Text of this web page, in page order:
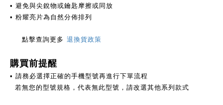
• 避免與尖銳物或鑰匙摩擦或同放
• 粉耀亮片為自然分佈排列
點擊查詢更多 退換貨政策
購買前提醒
• 請務必選擇正確的手機型號再進行下單流程
若無您的型號規格，代表無此型號，請改選其他系列款式